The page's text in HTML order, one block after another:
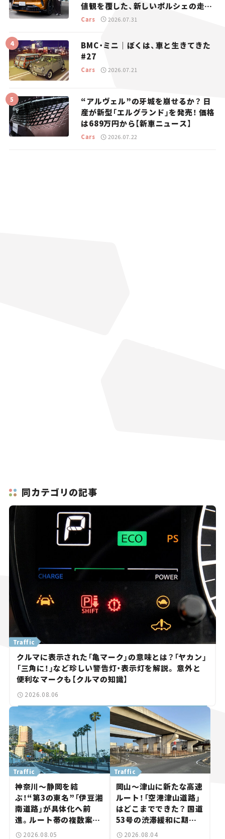
値観を覆した、新しいポルシェの走
り。
Cars 2026.07.31
BMC・ミニ｜ぼくは、車と生きてきた
#27
Cars 2026.07.21
“アルヴェル”の牙城を崩せるか？ 日
産が新型「エルグランド」を発売！ 価格
は689万円から【新車ニュース】
Cars 2026.07.22
同カテゴリの記事
クルマに表示された「亀マーク」の意味とは？「ヤカン」
「三角に！」など珍しい警告灯・表示灯を解説。 意外と
便利なマークも【クルマの知識】
Traffic
2026.08.06
神奈川～静岡を結
ぶ！“第3の東名”「伊豆湘
南道路」が具体化へ前
進。ルート帯の複数案検
討へ。熱海まで信号ゼロ
Traffic
2026.08.05
岡山～津山に新たな高速
ルート！「空港津山道路」
はどこまでできた？ 国道
53号の渋滞緩和に期待。
岡山市側でも動きが【い
Traffic
2026.08.04